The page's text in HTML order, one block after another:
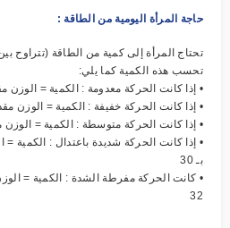
حاجة المرأة اليومية من الطاقة :
تحتاج المرأة إلى كمية من الطاقة (تتراوح بين 1800-
تحسب هذه الكمية كما يلي:
• إذا كانت الحركة معدومة : الكمية = الوزن
• إذا كانت الحركة خفيفة : الكمية = الوزن
• إذا كانت الحركة متوسطة : الكمية = الوزن
• إذا كانت الحركة شديدة باعتدال : الكمية =
بـ 30
• كانت الحركة مفرطة الشدة : الكمية =
32